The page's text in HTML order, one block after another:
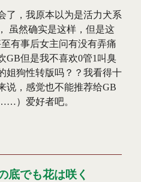
了，我原本以为是活力犬系
虽然确实是这样，但是这
事后女主问有没有弄痛
但是我不喜欢0管1叫臭
姐狗性转版吗？？我看得十
说，感觉也不能推荐给GB
）爱好者吧。
底でも花は咲く